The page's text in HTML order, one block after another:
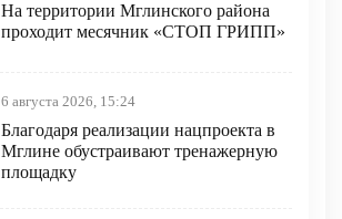
На территории Мглинского района
проходит месячник «СТОП ГРИПП»
6 августа 2026, 15:24
Благодаря реализации нацпроекта в
Мглине обустраивают тренажерную
площадку